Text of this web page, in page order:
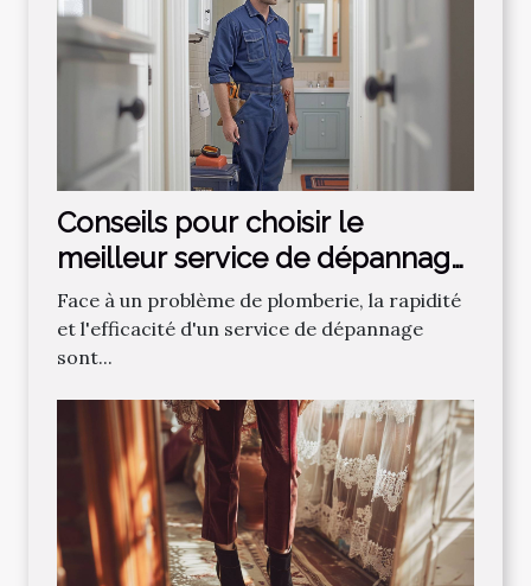
Conseils pour choisir le
meilleur service de dépannage
plomberie
Face à un problème de plomberie, la rapidité
et l'efficacité d'un service de dépannage
sont...